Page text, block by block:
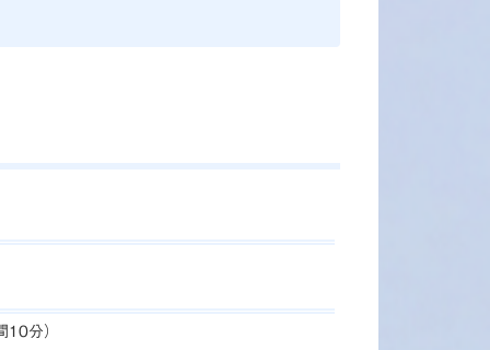
10分）